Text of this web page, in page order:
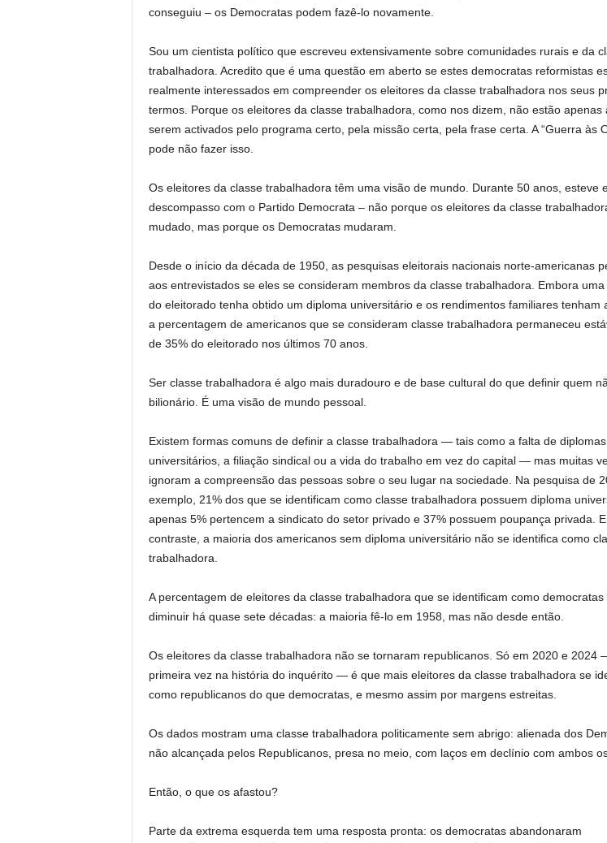
conseguiu – os Democratas podem fazê-lo novamente.
Sou um cientista político que escreveu extensivamente sobre comunidades rurais e da
trabalhadora. Acredito que é uma questão em aberto se estes democratas reformistas
realmente interessados ​​em compreender os eleitores da classe trabalhadora nos seus
termos. Porque os eleitores da classe trabalhadora, como nos dizem, não estão apenas
serem activados pelo programa certo, pela missão certa, pela frase certa. A “Guerra às
pode não fazer isso.
Os eleitores da classe trabalhadora têm uma visão de mundo. Durante 50 anos, esteve
descompasso com o Partido Democrata – não porque os eleitores da classe
mudado, mas porque os Democratas mudaram.
Desde o início da década de 1950, as pesquisas eleitorais nacionais norte-americanas
aos entrevistados se eles se consideram membros da classe trabalhadora. Embora
do eleitorado tenha obtido um diploma universitário e os rendimentos familiares tenham
a percentagem de americanos que se consideram classe trabalhadora permaneceu
de 35% do eleitorado nos últimos 70 anos.
Ser classe trabalhadora é algo mais duradouro e de base cultural do que definir quem
bilionário. É uma visão de mundo pessoal.
Existem formas comuns de definir a classe trabalhadora — tais como a falta de diplomas
universitários, a filiação sindical ou a vida do trabalho em vez do capital — mas muitas
ignoram a compreensão das pessoas sobre o seu lugar na sociedade. Na pesquisa de
exemplo, 21% dos que se identificam como classe trabalhadora possuem diploma
apenas 5% pertencem a sindicato do setor privado e 37% possuem poupança privada.
contraste, a maioria dos americanos sem diploma universitário não se identifica como
trabalhadora.
A percentagem de eleitores da classe trabalhadora que se identificam como democratas
diminuir há quase sete décadas: a maioria fê-lo em 1958, mas não desde então.
Os eleitores da classe trabalhadora não se tornaram republicanos. Só em 2020 e 2024
primeira vez na história do inquérito — é que mais eleitores da classe trabalhadora se
como republicanos do que democratas, e mesmo assim por margens estreitas.
Os dados mostram uma classe trabalhadora politicamente sem abrigo: alienada dos
não alcançada pelos Republicanos, presa no meio, com laços em declínio com ambos
Então, o que os afastou?
Parte da extrema esquerda tem uma resposta pronta: os democratas abandonaram